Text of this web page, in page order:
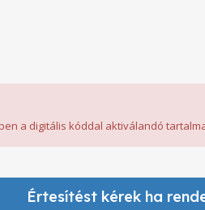
a digitális kóddal aktiválandó
Értesítést kérek ha